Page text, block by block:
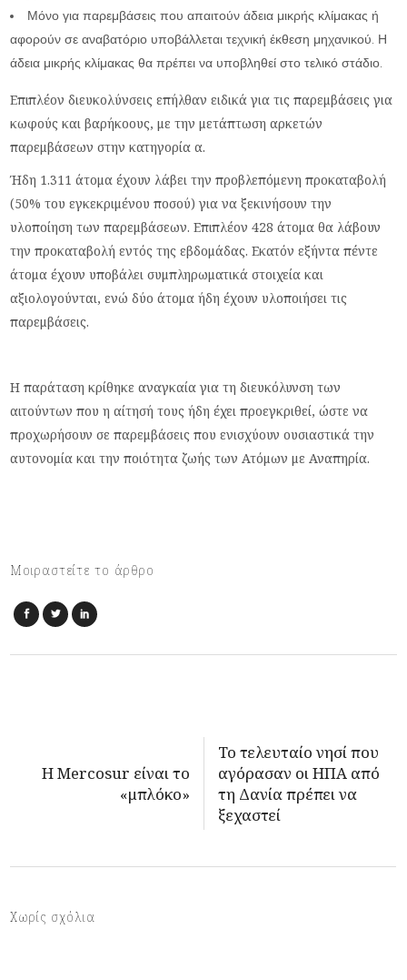
Μόνο για παρεμβάσεις που απαιτούν άδεια μικρής κλίμακας ή
αφορούν σε αναβατόριο υποβάλλεται τεχνική έκθεση μηχανικού. Η
άδεια μικρής κλίμακας θα πρέπει να υποβληθεί στο τελικό στάδιο.
Επιπλέον διευκολύνσεις επήλθαν ειδικά για τις παρεμβάσεις για
κωφούς και βαρήκοους, με την μετάπτωση αρκετών
παρεμβάσεων στην κατηγορία α.
Ήδη 1.311 άτομα έχουν λάβει την προβλεπόμενη προκαταβολή
(50% του εγκεκριμένου ποσού) για να ξεκινήσουν την
υλοποίηση των παρεμβάσεων. Επιπλέον 428 άτομα θα λάβουν
την προκαταβολή εντός της εβδομάδας. Εκατόν εξήντα πέντε
άτομα έχουν υποβάλει συμπληρωματικά στοιχεία και
αξιολογούνται, ενώ δύο άτομα ήδη έχουν υλοποιήσει τις
παρεμβάσεις.
Η παράταση κρίθηκε αναγκαία για τη διευκόλυνση των
αιτούντων που η αίτησή τους ήδη έχει προεγκριθεί, ώστε να
προχωρήσουν σε παρεμβάσεις που ενισχύουν ουσιαστικά την
αυτονομία και την ποιότητα ζωής των Ατόμων με Αναπηρία.
Μοιραστείτε το άρθρο
Η Mercosur είναι το
«μπλόκο»
To τελευταίο νησί που
αγόρασαν οι ΗΠΑ από
τη Δανία πρέπει να
ξεχαστεί
Χωρίς σχόλια